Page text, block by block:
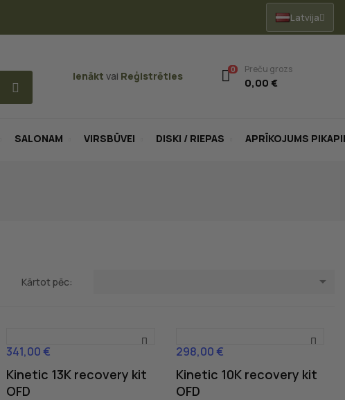
Latvija
Ienākt vai Reģistrēties
0 Preču grozs
0,00 €
SALONAM VIRSBŪVEI DISKI / RIEPAS APRĪKOJUMS
Kārtot pēc: 
Cena
341,00 €
Kinetic 13K recovery kit
OFD
Cena
298,00 €
Kinetic 10K recovery kit
OFD